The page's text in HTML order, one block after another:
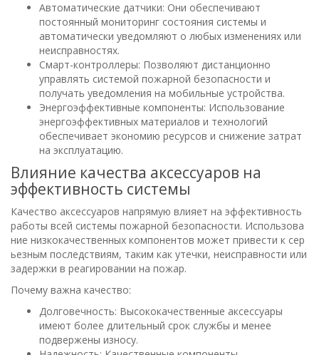
Автоматические датчики: Они обеспечивают
постоянный мониторинг состояния системы и
автоматически уведомляют о любых изменениях или
неисправностях.
Смарт-контроллеры: Позволяют дистанционно
управлять системой пожарной безопасности и
получать уведомления на мобильные устройства.
Энергоэффективные компоненты: Использование
энергоэффективных материалов и технологий
обеспечивает экономию ресурсов и снижение затрат
на эксплуатацию.
Влияние качества аксессуаров на
эффективность системы
Качество аксессуаров напрямую влияет на эффективность
работы всей системы пожарной безопасности. Использова
ние низкокачественных компонентов может привести к сер
ьезным последствиям, таким как утечки, неисправности или
задержки в реагировании на пожар.
Почему важна качество:
Долговечность: Высококачественные аксессуары
имеют более длительный срок службы и менее
подвержены износу.